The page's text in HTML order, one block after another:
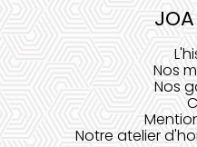
Nos
Nos
Notre atelier